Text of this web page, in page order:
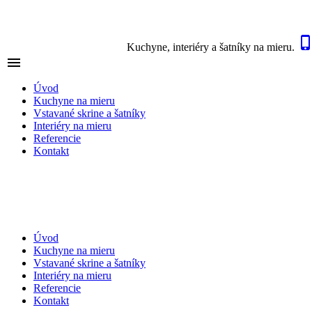
Kuchyne, interiéry a šatníky na mieru. 

Úvod
Kuchyne na mieru
Vstavané skrine a šatníky
Interiéry na mieru
Referencie
Kontakt
Úvod
Kuchyne na mieru
Vstavané skrine a šatníky
Interiéry na mieru
Referencie
Kontakt